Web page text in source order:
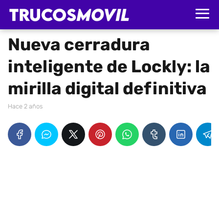
Nueva cerradura
inteligente de Lockly: la
mirilla digital definitiva
hace 2 años